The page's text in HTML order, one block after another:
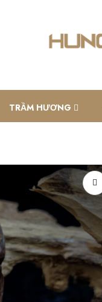
TRẦM HƯƠNG